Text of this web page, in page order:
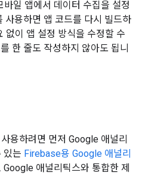
일 앱에서 데이터 수집을 설정
사용하면 앱 코드를 다시 빌드하
없이 앱 설정 방식을 수정할 수
한 줄도 작성하지 않아도 됩니
용하려면 먼저 Google 애널리
있는 Firebase용 Google 애널리
애널리틱스와 통합한 제